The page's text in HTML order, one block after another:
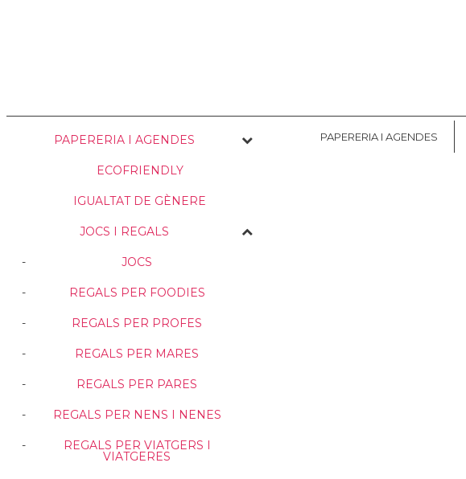
PAPERERIA I AGENDES
PAPERERIA I AGENDES
ECOFRIENDLY
IGUALTAT DE GÈNERE
JOCS I REGALS
JOCS
REGALS PER FOODIES
REGALS PER PROFES
REGALS PER MARES
REGALS PER PARES
REGALS PER NENS I NENES
REGALS PER VIATGERS I
VIATGERES